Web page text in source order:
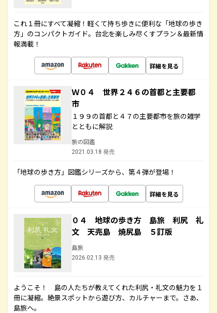
これ１冊にすべて凝縮！軽くて持ち歩きに便利な「地球の歩き
方」のコンパクトガイド。台北を楽しみ尽くすプラン＆最新情
報満載！
詳細を見る
Ｗ０４ 世界２４６の首都と主要都
市
１９９の首都と４７の主要都市を旅の雑学
とともに解説
旅の図鑑
2021.03.18 発売
「地球の歩き方」図鑑シリーズから、第４弾が登場！
詳細を見る
０４ 地球の歩き方 島旅 利尻 礼
文 天売島 焼尻島 ５訂版
島旅
2026.02.13 発売
ようこそ！ 島の人たちが教えてくれた利尻・礼文の魅力を１
冊に凝縮。絶景スポットから遊び方、カルチャーまで。さあ、
島旅へ。